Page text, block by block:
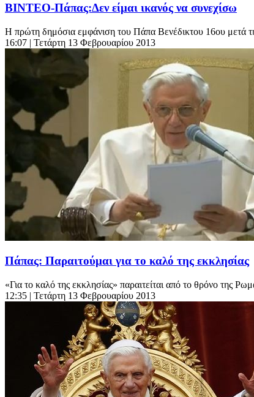
ΒΙΝΤΕΟ-Πάπας:Δεν είμαι ικανός να συνεχίσω
Η πρώτη δημόσια εμφάνιση του Πάπα Βενέδικτου 16ου μετά
16:07 | Τετάρτη 13 Φεβρουαρίου 2013
Πάπας: Παραιτούμαι για το καλό της εκκλησίας
«Για το καλό της εκκλησίας» παραιτείται από το θρόνο της
12:35 | Τετάρτη 13 Φεβρουαρίου 2013